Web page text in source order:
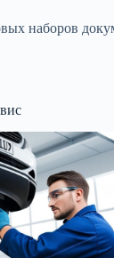
наборов